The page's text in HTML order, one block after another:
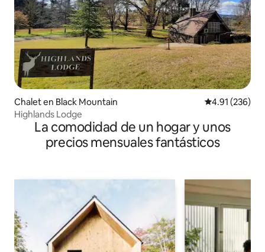
Chalet en Black Mountain Calificación
4.91 (236)
Highlands Lodge
La comodidad de un hogar y unos
precios mensuales fantásticos